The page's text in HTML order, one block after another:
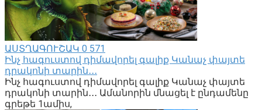
ԱՍՏՂԱԳՈՒՇԱԿ 0 571
Ինչ հագուստով դիմավորել գալիք Կանաչ փայտե
դրակոնի տարին․․․
Ինչ հագուստով դիմավորել գալիք Կանաչ փայտե
դրակոնի տարին․․․ Ամանորին մնացել է ընդամենը
գրեթե 1ամիս,